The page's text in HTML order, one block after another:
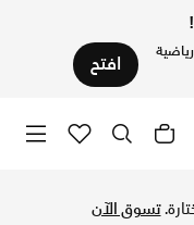
افتح
تسوق الآن